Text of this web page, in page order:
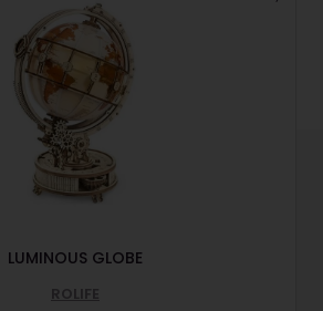
LUMINOUS GLOBE
ROLIFE